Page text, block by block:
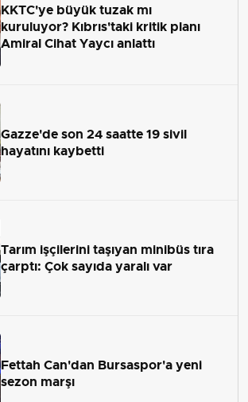
KKTC'ye büyük tuzak mı
kuruluyor? Kıbrıs'taki kritik planı
Amiral Cihat Yaycı anlattı
Gazze'de son 24 saatte 19 sivil
hayatını kaybetti
Tarım işçilerini taşıyan minibüs tıra
çarptı: Çok sayıda yaralı var
Fettah Can'dan Bursaspor'a yeni
sezon marşı